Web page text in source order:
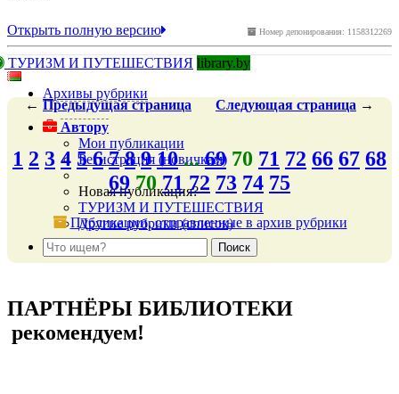
Номер депонирования: 1158312269
Открыть полную версию
ТУРИЗМ И ПУТЕШЕСТВИЯ library.by
Архивы рубрики
Автору
Мои публикации
Регистрация (новичкам)
Новая публикация?
ТУРИЗМ И ПУТЕШЕСТВИЯ
Другие рубрики (список)
← Предыдущаястраница Следующая страница →
1 2 3 4 5 6 7 8 9 10...69 70 71 72 66 67 68
69 70 71 72 73 74 75
Публикации, отправленные в архив рубрики
ПАРТНЁРЫ БИБЛИОТЕКИ
рекомендуем!